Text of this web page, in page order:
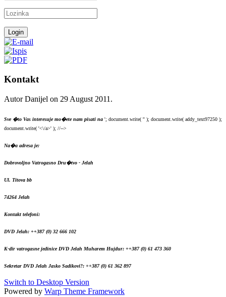
Kontakt
Autor Danijel on 29 August 2011 .
Sve �to Vas interesuje mo�ete nam pisati na '; document.write( '' ); document.write( addy_text97250 );
document.write( '<\/a>' ); //-->
Na�a adresa je:
Dobrovoljno Vatrogasno Dru�tvo - Jelah
Ul. Titova bb
74264 Jelah
Kontakt telefoni:
DVD Jelah: ++387 (0) 32 666 102
K-dir vatrogasne jedinice DVD Jelah Muharem Hujdur: ++387 (0) 61 473 360
Sekretar DVD Jelah Jasko Sadikovi?: ++387 (0) 61 362 897
Switch to Desktop Version
Powered by Warp Theme Framework